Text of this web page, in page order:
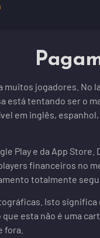
jogadores. No
está tentando ser o
em inglês,
Play e da App
financeiros no
totalmente
Isto
esta não é uma
fora.